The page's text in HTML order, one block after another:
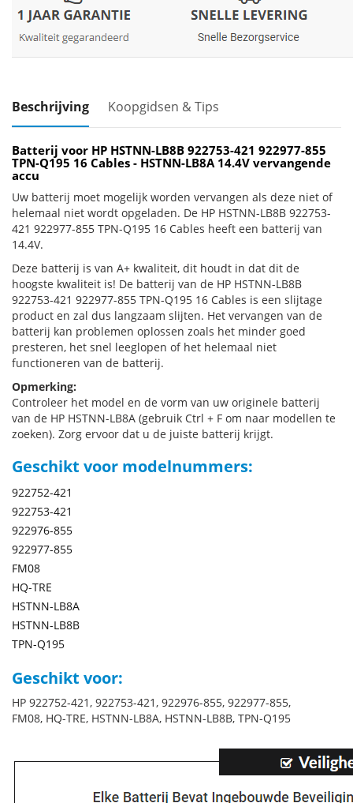
Beschrijving Koopgidsen & Tips
Batterij voor HP HSTNN-LB8B 922753-421 922977-855
TPN-Q195 16 Cables - HSTNN-LB8A 14.4V vervangende
accu
Uw batterij moet mogelijk worden vervangen als deze niet of
helemaal niet wordt opgeladen. De HP HSTNN-LB8B 922753-
421 922977-855 TPN-Q195 16 Cables heeft een batterij van
14.4V.
Deze batterij is van A+ kwaliteit, dit houdt in dat dit de
hoogste kwaliteit is! De batterij van de HP HSTNN-LB8B
922753-421 922977-855 TPN-Q195 16 Cables is een slijtage
product en zal dus langzaam slijten. Het vervangen van de
batterij kan problemen oplossen zoals het minder goed
presteren, het snel leeglopen of het helemaal niet
functioneren van de batterij.
Opmerking:
Controleer het model en de vorm van uw originele batterij
van de HP HSTNN-LB8A (gebruik Ctrl + F om naar modellen te
zoeken). Zorg ervoor dat u de juiste batterij krijgt.
Geschikt voor modelnummers:
922752-421
922753-421
922976-855
922977-855
FM08
HQ-TRE
HSTNN-LB8A
HSTNN-LB8B
TPN-Q195
Geschikt voor:
HP 922752-421, 922753-421, 922976-855, 922977-855,
FM08, HQ-TRE, HSTNN-LB8A, HSTNN-LB8B, TPN-Q195